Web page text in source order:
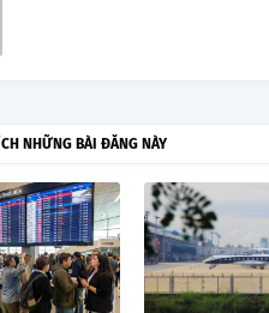
NHỮNG BÀI ĐĂNG NÀY